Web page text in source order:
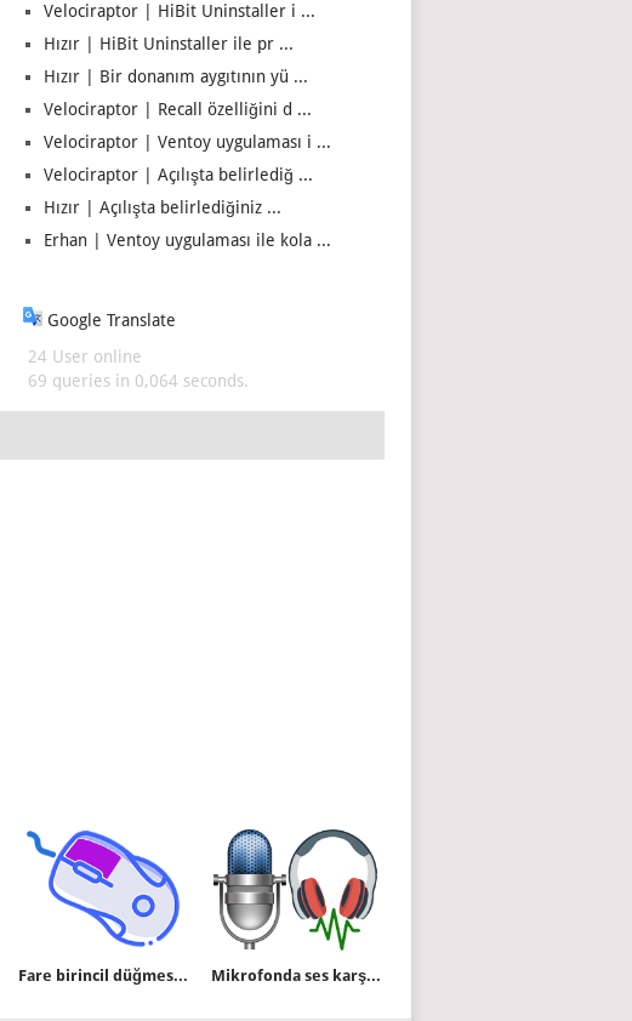
Velociraptor | HiBit Uninstaller i ...
Hızır | HiBit Uninstaller ile pr ...
Hızır | Bir donanım aygıtının yü ...
Velociraptor | Recall özelliğini d ...
Velociraptor | Ventoy uygulaması i ...
Velociraptor | Açılışta belirlediğ ...
Hızır | Açılışta belirlediğiniz ...
Erhan | Ventoy uygulaması ile kola ...
Google Translate
24 User online
69 queries in 0,064 seconds.
Fare birincil düğmesi nasıl değiştirilir Mikrofonda ses karşı tarafa parazitli gidiyor